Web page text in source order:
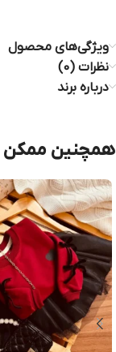
ویژگی‌های محصول
نظرات (0)
درباره برند
همچنین